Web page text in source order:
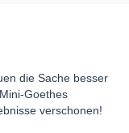
die Sache besser
Goethes
verschonen!